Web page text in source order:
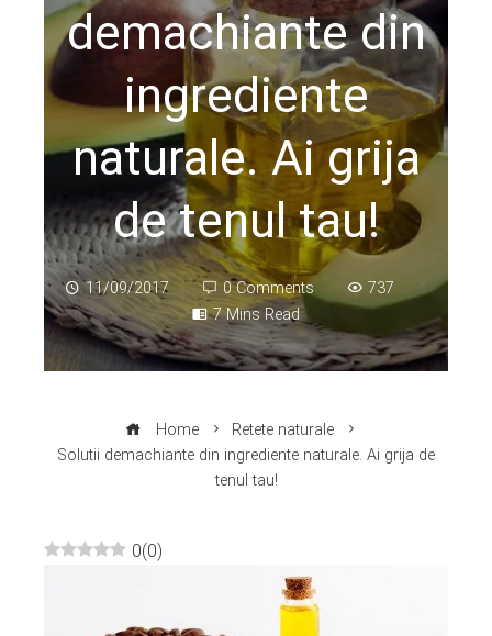
demachiante din
ingrediente
naturale. Ai grija
de tenul tau!
11/09/2017 0 Comments
737
7 Mins Read
Home
Retete naturale
Solutii demachiante din ingrediente naturale. Ai grija de
tenul tau!
0(0)